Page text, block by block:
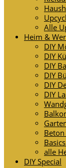
Alle
Heim &
DIY
DIY
DIY
DIY
DIY
DIY
alle
DIY Special